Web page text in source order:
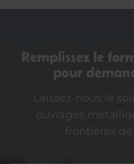
Remplissez le
pour
Laissez-nous le
ouvrages
frontières